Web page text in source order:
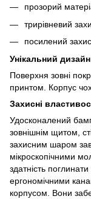
прозорий
трирівневий
посилений
Унікальний дизайн
Поверхня зовні
принтом. Корпус
Захисні
Удосконалений
зовнішнім щитом,
захисним шаром
мікроскопічними
здатність
ергономічними
корпусом. Вони